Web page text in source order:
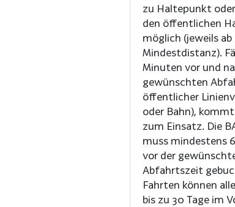
zu Haltepunkt
den öffentlichen
möglich (jeweils ab
Mindestdistanz).
Minuten vor und
gewünschten
öffentlicher
oder Bahn), kommt
zum Einsatz. Die
muss mindestens
vor der
Abfahrtszeit
Fahrten können
bis zu 30 Tage im Voraus – wie